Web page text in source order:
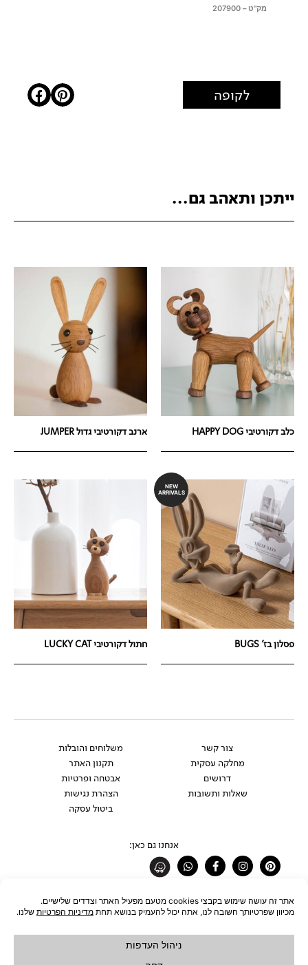
מק"ט – 207900
לקופה
ייתכן ותאהב גם...
כלב דקורטיבי HAPPY DOG ארנב דקורטיבי גדול JUMPER
NEW
ARRIVALS
פסלון בז' BUGS חתול דקורטיבי LUCKY CAT
צור קשר
מחלקה עסקית
דרושים
שאלות ותשובות
משלוחים והובלות
תקנון האתר
אבטחה ופרטיות
הצהרת נגישות
ביטול עסקה
אנחנו גם כאן:
Pinterest
Instagram
Facebook-
f
Whatsapp
רוצים להתעדכן לפני כולם?